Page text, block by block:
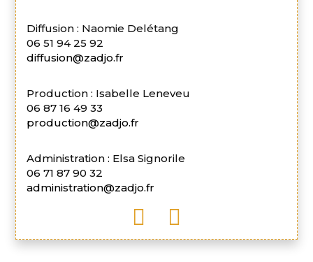
Diffusion : Naomie Delétang
06 51 94 25 92
diffusion@zadjo.fr
Production : Isabelle Leneveu
06 87 16 49 33
production@zadjo.fr
Administration : Elsa Signorile
06 71 87 90 32
administration@zadjo.fr